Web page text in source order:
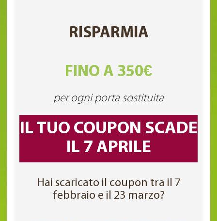
RISPARMIA
FINO A 350€
per ogni porta sostituita
IL TUO COUPON SCADE
IL 7 APRILE
Hai scaricato il coupon tra il 7
febbraio e il 23 marzo?